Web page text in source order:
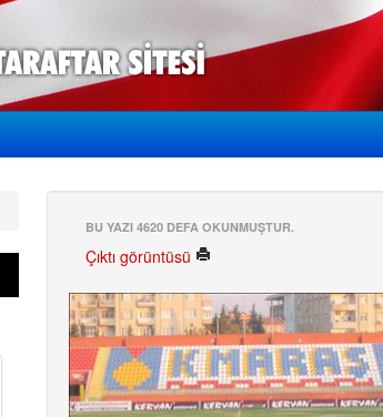
BU YAZI 4620 DEFA OKUNMUŞTUR.
Çıktı görüntüsü